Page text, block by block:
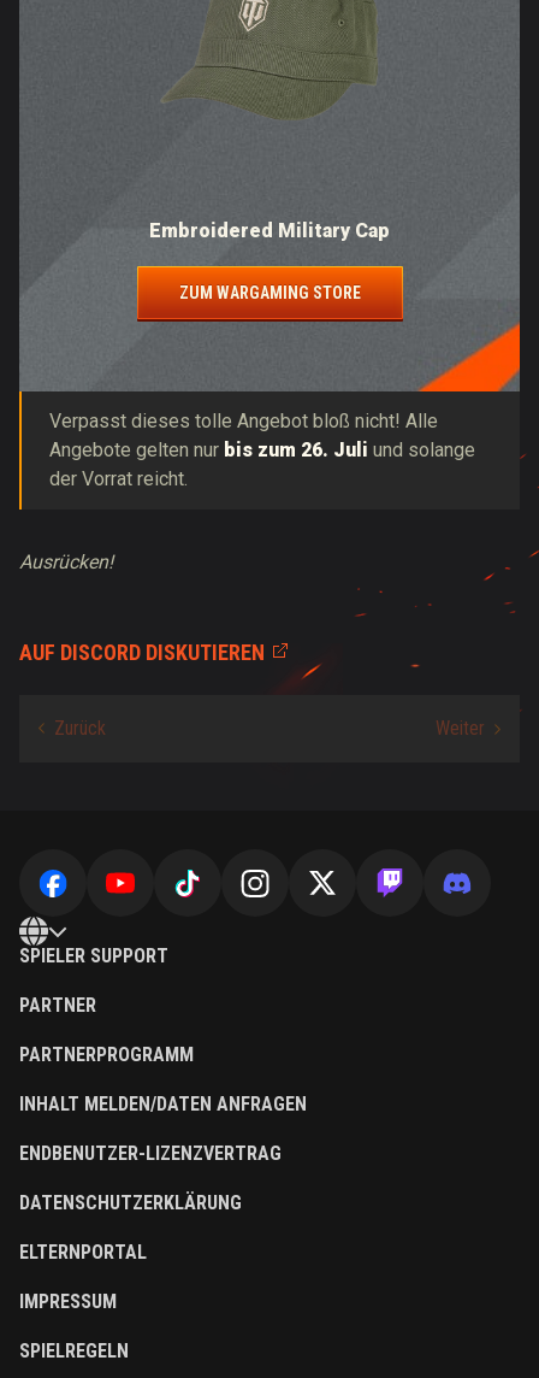
Embroidered Military Cap
ZUM WARGAMING STORE
Verpasst dieses tolle Angebot bloß nicht! Alle
Angebote gelten nur bis zum 26. Juli und solange
der Vorrat reicht.
Ausrücken!
AUF DISCORD DISKUTIEREN
SPIELER SUPPORT
PARTNER
PARTNERPROGRAMM
INHALT MELDEN/DATEN ANFRAGEN
ENDBENUTZER-LIZENZVERTRAG
DATENSCHUTZERKLÄRUNG
ELTERNPORTAL
IMPRESSUM
SPIELREGELN